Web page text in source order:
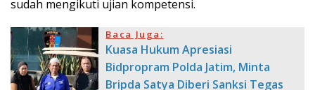
sudah mengikuti ujian kompetensi.
Baca Juga:
Kuasa Hukum Apresiasi
Bidpropram Polda Jatim, Minta
Bripda Satya Diberi Sanksi Tegas